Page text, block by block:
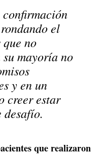
el
que no
su mayoría no
y en un
creer estar
desafío.
que realizaron